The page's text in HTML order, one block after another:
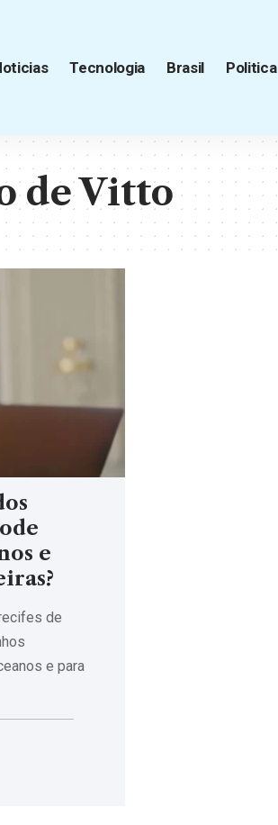
Tecnologia Brasil Politica
de Vitto
e
de
e para